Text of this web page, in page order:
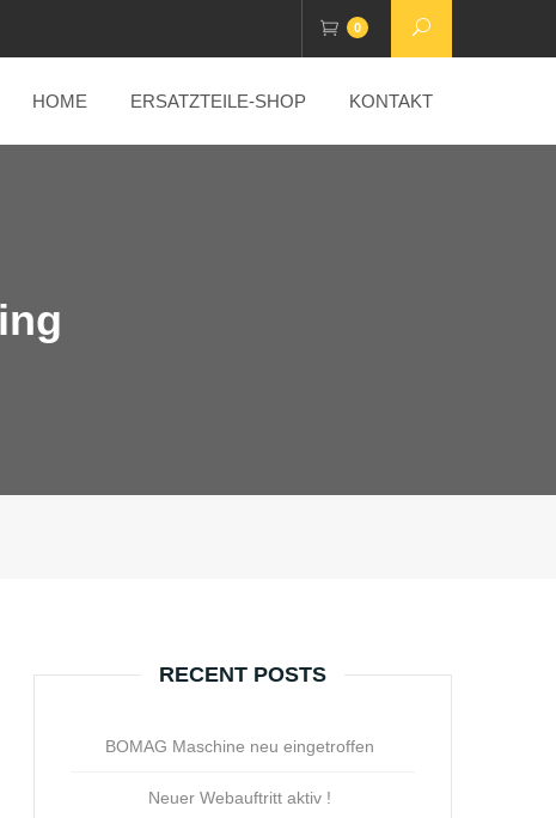
0
HOME ERSATZTEILE-SHOP KONTAKT
RECENT POSTS
BOMAG Maschine neu eingetroffen
Neuer Webauftritt aktiv !